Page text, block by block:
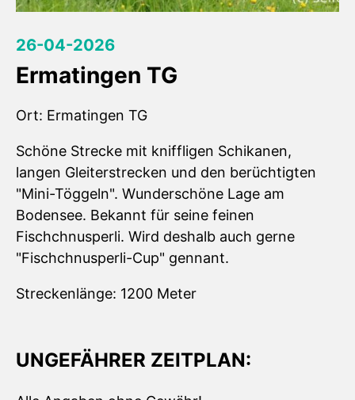
26-04-2026
Ermatingen TG
Ort: Ermatingen TG
Schöne Strecke mit kniffligen Schikanen,
langen Gleiterstrecken und den berüchtigten
"Mini-Töggeln". Wunderschöne Lage am
Bodensee. Bekannt für seine feinen
Fischchnusperli. Wird deshalb auch gerne
"Fischchnusperli-Cup" gennant.
Streckenlänge: 1200 Meter
UNGEFÄHRER ZEITPLAN: